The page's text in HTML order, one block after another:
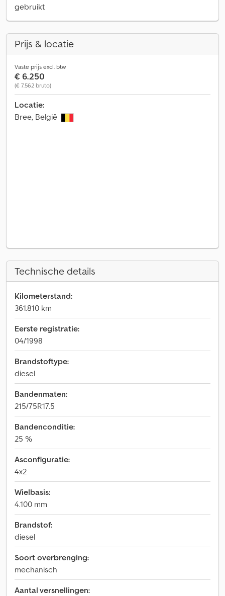
gebruikt
Prijs & locatie
Vaste prijs excl. btw
€ 6.250
(€ 7.562 bruto)
Locatie:
Bree, België
Technische details
Kilometerstand:
361.810 km
Eerste registratie:
04/1998
Brandstoftype:
diesel
Bandenmaten:
215/75R17.5
Bandenconditie:
25 %
Asconfiguratie:
4x2
Wielbasis:
4.100 mm
Brandstof:
diesel
Soort overbrenging:
mechanisch
Aantal versnellingen: